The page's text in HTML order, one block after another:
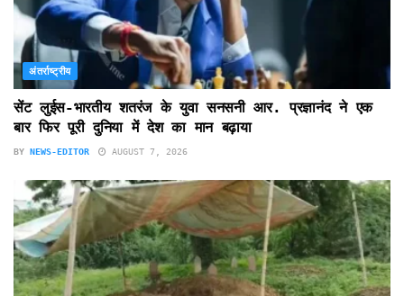
अंतर्राष्ट्रीय
सेंट लुईस-भारतीय शतरंज के युवा सनसनी आर. प्रज्ञानंद ने एक
बार फिर पूरी दुनिया में देश का मान बढ़ाया
BY NEWS-EDITOR AUGUST 7, 2026